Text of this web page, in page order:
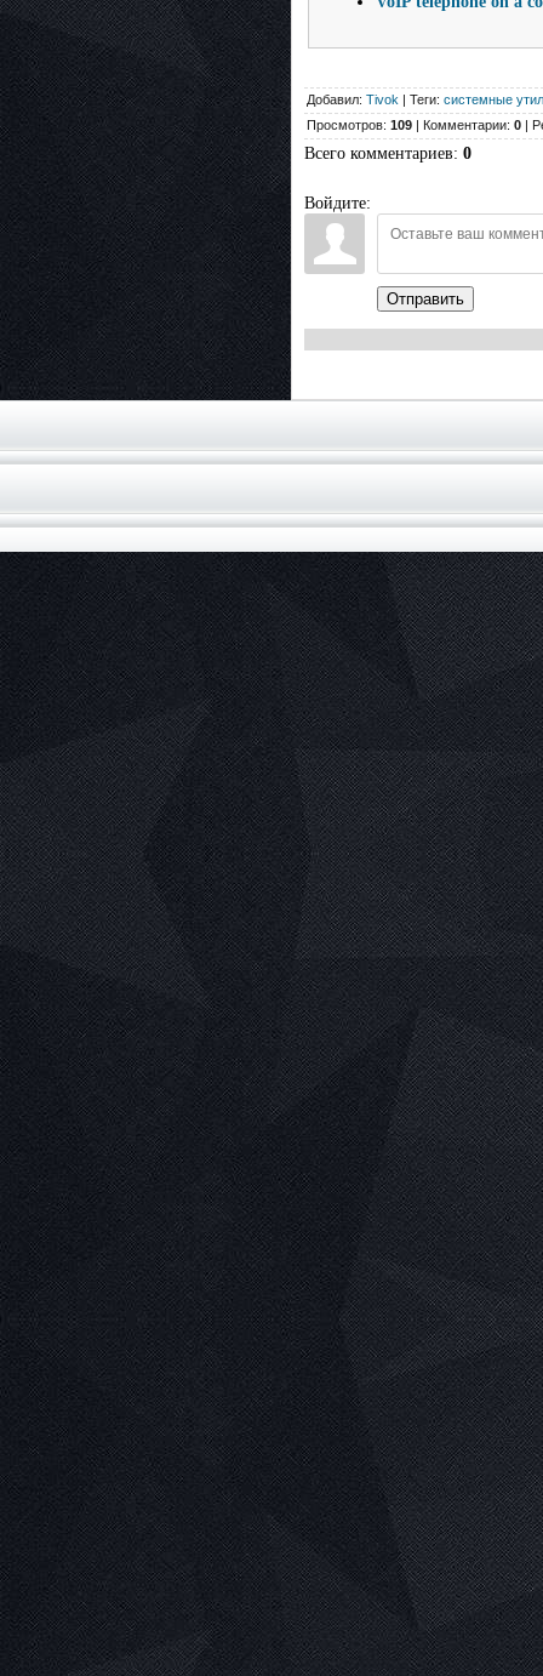
Добавил: Tivok | Теги: системные
Просмотров: 109 | Комментарии: 0 |
Всего комментариев: 0
Войдите:
Отправить